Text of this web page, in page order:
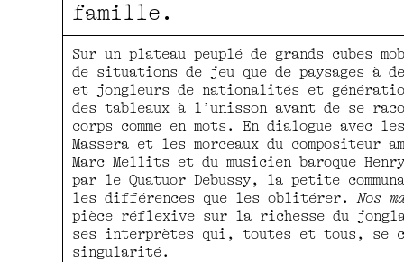
famille.
Sur un plateau peuplé de grands cubes
de situations de jeu que de paysages à
et jongleurs de nationalités et
des tableaux à l’unisson avant de se
corps comme en mots. En dialogue avec
Massera et les morceaux du compositeur
Marc Mellits et du musicien baroque
par le Quatuor Debussy, la petite
les différences que les oblitérer.Nos
pièce réflexive sur la richesse du
ses interprètes qui, toutes et tous, se
singularité.